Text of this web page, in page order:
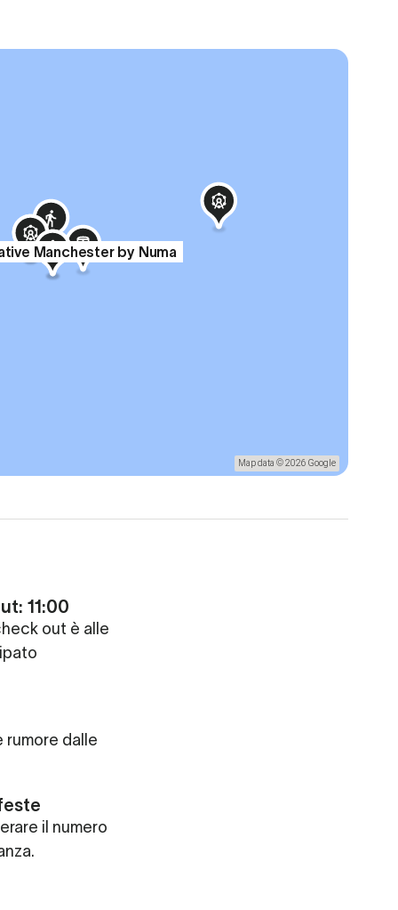
Manchester by Numa
Map data © 2026 Google
11:00
out è alle
rumore dalle
il numero